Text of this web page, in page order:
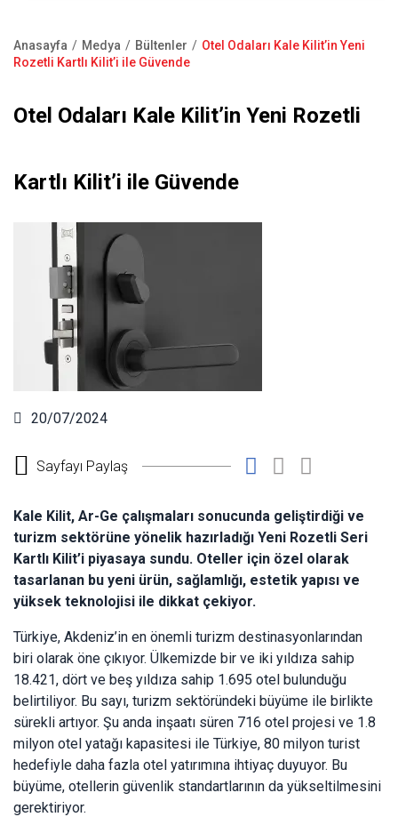
Kale Alarm
Garanti Kayıt Formu
Bize Ulaşın
Sayfa
Anasayfa Medya Bültenler
Otel Odaları Kale Kilit’in Yeni
Rozetli Kartlı Kilit’i ile Güvende
Otel Odaları Kale Kilit’in Yeni Rozetli
Kartlı Kilit’i ile Güvende
20/07/2024
Sayfayı Paylaş
Kale Kilit, Ar-Ge çalışmaları sonucunda geliştirdiği ve
turizm sektörüne yönelik hazırladığı Yeni Rozetli Seri
Kartlı Kilit’i piyasaya sundu. Oteller için özel olarak
tasarlanan bu yeni ürün, sağlamlığı, estetik yapısı ve
yüksek teknolojisi ile dikkat çekiyor.
Türkiye, Akdeniz’in en önemli turizm destinasyonlarından
biri olarak öne çıkıyor. Ülkemizde bir ve iki yıldıza sahip
18.421, dört ve beş yıldıza sahip 1.695 otel bulunduğu
belirtiliyor. Bu sayı, turizm sektöründeki büyüme ile birlikte
sürekli artıyor. Şu anda inşaatı süren 716 otel projesi ve 1.8
milyon otel yatağı kapasitesi ile Türkiye, 80 milyon turist
hedefiyle daha fazla otel yatırımına ihtiyaç duyuyor. Bu
büyüme, otellerin güvenlik standartlarının da yükseltilmesini
gerektiriyor.